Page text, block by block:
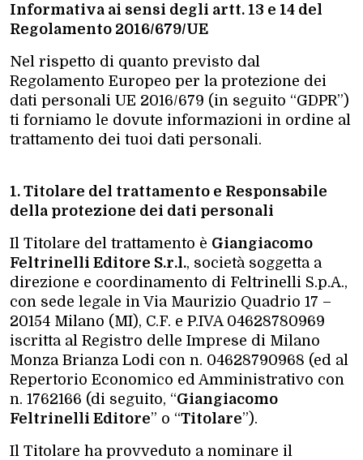
Informativa ai sensi degli artt. 13 e 14 del
Regolamento 2016/679/UE
Nel rispetto di quanto previsto dal
Regolamento Europeo per la protezione dei
dati personali UE 2016/679 (in seguito “GDPR”)
ti forniamo le dovute informazioni in ordine al
trattamento dei tuoi dati personali.
1. Titolare del trattamento e Responsabile
della protezione dei dati personali
Il Titolare del trattamento è Giangiacomo
Feltrinelli Editore S.r.l., società soggetta a
direzione e coordinamento di Feltrinelli S.p.A.,
con sede legale in Via Maurizio Quadrio 17 –
20154 Milano (MI), C.F. e P.IVA 04628780969
iscritta al Registro delle Imprese di Milano
Monza Brianza Lodi con n. 04628790968 (ed al
Repertorio Economico ed Amministrativo con
n. 1762166 (di seguito, “Giangiacomo
Feltrinelli Editore” o “Titolare”).
Il Titolare ha provveduto a nominare il